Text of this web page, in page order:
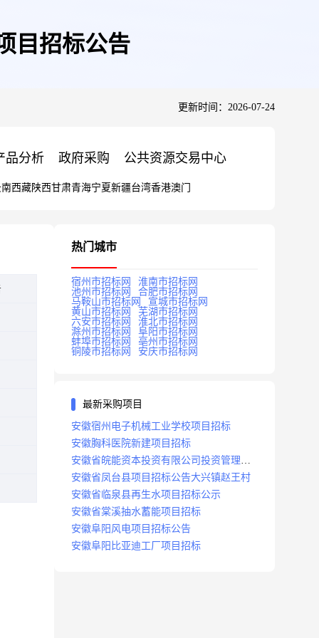
目招标公告
更新时间：2026-07-24
品分析 政府采购 公共资源交易中心
西藏陕西甘肃青海宁夏新疆台湾香港澳门
热门城市
宿州市招标网
淮南市招标网
池州市招标网
合肥市招标网
马鞍山市招标网
宣城市招标网
黄山市招标网
芜湖市招标网
六安市招标网
淮北市招标网
滁州市招标网
阜阳市招标网
蚌埠市招标网
亳州市招标网
铜陵市招标网
安庆市招标网
最新采购项目
安徽宿州电子机械工业学校项目招标
安徽胸科医院新建项目招标
安徽省皖能资本投资有限公司投资管理系
统建设项目招标
安徽省凤台县项目招标公告大兴镇赵王村
安徽省临泉县再生水项目招标公示
安徽省棠溪抽水蓄能项目招标
安徽阜阳风电项目招标公告
安徽阜阳比亚迪工厂项目招标